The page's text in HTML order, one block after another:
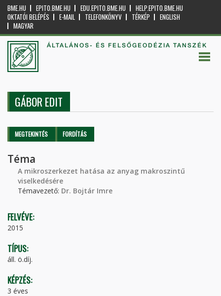
BME.HU EPITO.BME.HU EDU.EPITO.BME.HU
HELP.EPITO.BME.HU
OKTATÓI BELÉPÉS
E-MAIL TELEFONKÖNYV TÉRKÉP
ENGLISH
MAGYAR
ÁLTALÁNOS- ÉS FELSŐGEODÉZIA TANSZÉK
GÁBOR EDIT
Elsődleges fülek
MEGTEKINTÉS (AKTÍVFORDÍTÁS
Téma
A mikroszerkezet hatása az anyag makroszintű
viselkedésére
Témavezető: Dr. Bojtár Imre
FELVÉVE:
2015
TÍPUS:
áll. ö.díj.
KÉPZÉS:
3 éves